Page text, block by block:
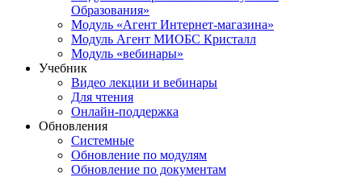
Образования»
Модуль «Агент Интернет-магазина»
Модуль Агент МИОБС Кристалл
Модуль «вебинары»
Учебник
Видео лекции и вебинары
Для чтения
Онлайн-поддержка
Обновления
Системные
Обновление по модулям
Обновление по документам